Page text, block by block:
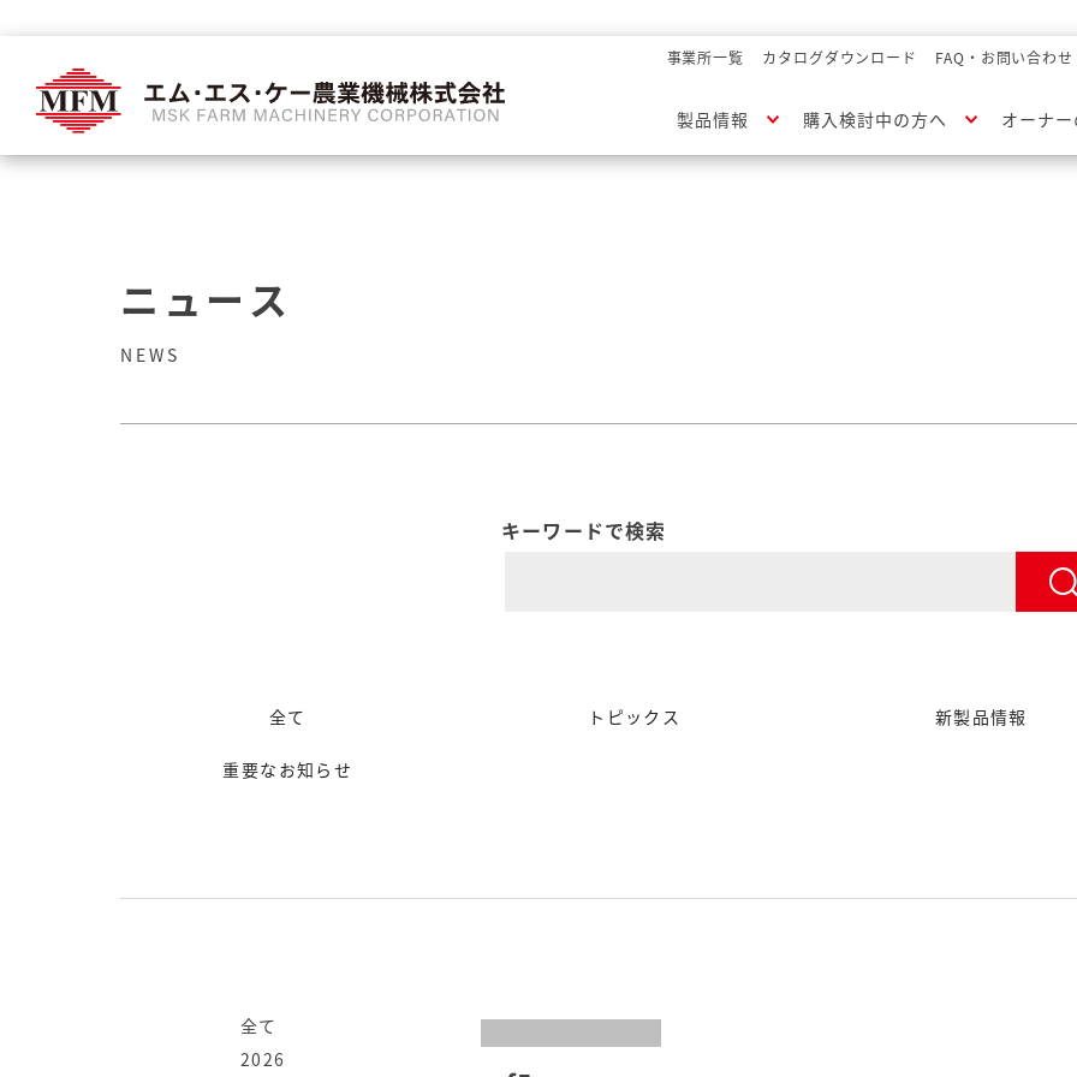
事業所一覧 カタログダウンロード FAQ・お問い合わせ
製品情報 購入検討中の方へ オーナ
ニュース
NEWS
キーワードで検索
全て トピックス 新製品情報
重要なお知らせ
全て
2026